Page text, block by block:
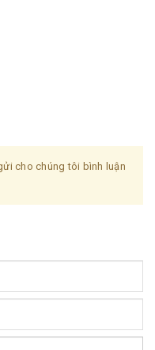
cho chúng tôi bình luận